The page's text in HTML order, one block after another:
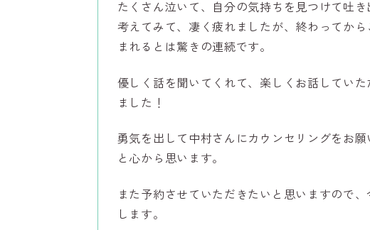
たくさん泣いて、自分の気持ちを見つけて吐
考えてみて、凄く疲れましたが、終わってか
まれるとは驚きの連続です。
優しく話を聞いてくれて、楽しくお話してい
ました！
勇気を出して中村さんにカウンセリングをお
と心から思います。
また予約させていただきたいと思いますので
します。